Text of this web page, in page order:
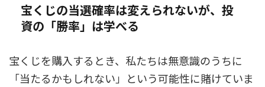
宝くじの当選確率は変えられないが、投
資の「勝率」は学べる
宝くじを購入するとき、私たちは無意識のうちに
「当たるかもしれない」という可能性に賭けていま